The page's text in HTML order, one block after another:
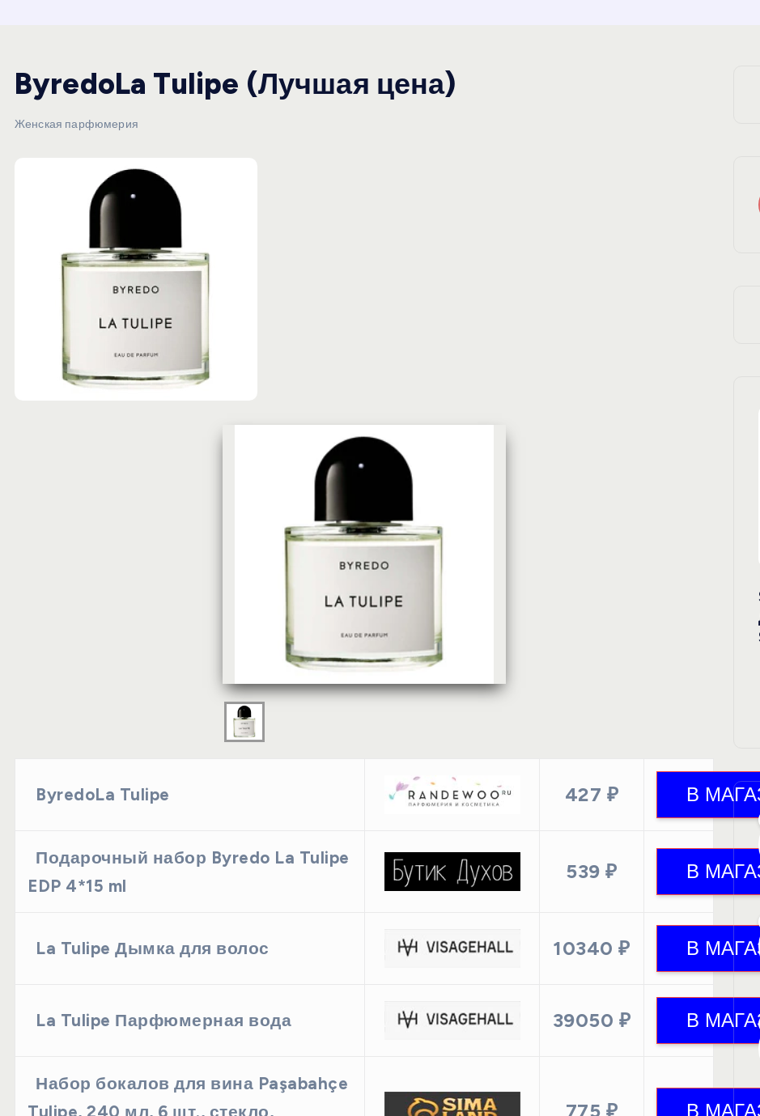
ByredoLa Tulipe (Лучшая цена)
Женская парфюмерия
ByredoLa Tulipe 427 ₽
Подарочный набор Byredo La Tulipe
EDP 4*15 ml
539 ₽
La Tulipe Дымка для волос 10340 ₽
La Tulipe Парфюмерная вода 39050 ₽
Набор бокалов для вина Paşabahçe
Tulipe, 240 мл, 6 шт., стекло,
775 ₽